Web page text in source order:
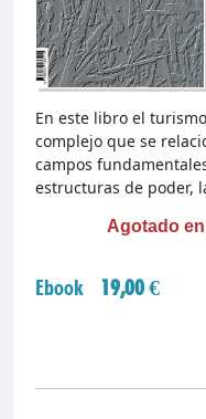
Agotado
Ebook 19,00 €
En este libro el
complejo que se
campos
estructuras de poder,